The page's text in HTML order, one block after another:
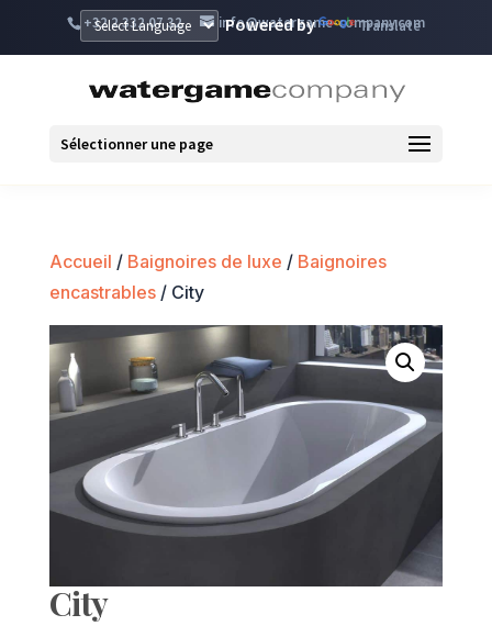
+32 2 332 07 32 info@watergame-company.com
Powered by Translate
Sélectionner une page
Accueil / Baignoires de luxe / Baignoires
encastrables/ City
City